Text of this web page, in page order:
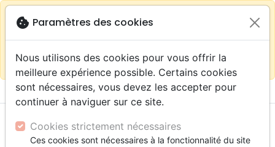
Continuer sur le site France close
warningSelon votre
localisation (États-
sur la boutique La Maison de la Bible Suisse
menu shopping_cart
cookie Paramètres des cookies
Nous utilisons des cookies pour vous offrir la
meilleure expérience possible. Certains cookies
sont nécessaires, vous devez les accepter pour
continuer à naviguer sur ce site.
Cookies strictement nécessaires
Ces cookies sont nécessaires à la fonctionnalité du site